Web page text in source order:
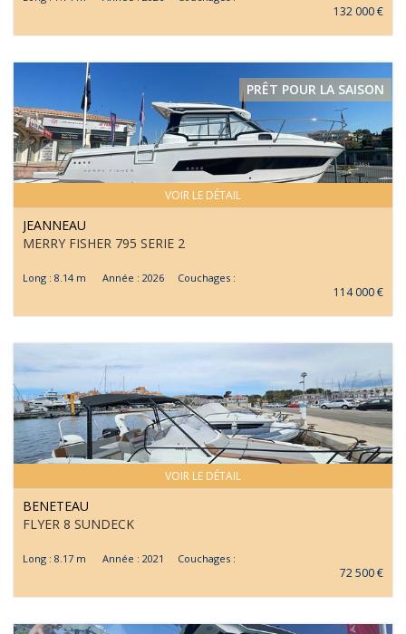
132 000 €
VOIR LE DÉTAIL
PRÊT POUR LA SAISON
JEANNEAU
MERRY FISHER 795 SERIE 2
Long : 8.14 m Année : 2026 Couchages :
114 000 €
VOIR LE DÉTAIL
BENETEAU
FLYER 8 SUNDECK
Long : 8.17 m Année : 2021 Couchages :
72 500 €